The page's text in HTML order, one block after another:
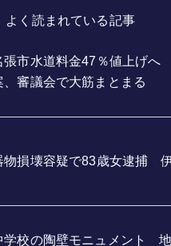
よく読まれている記事